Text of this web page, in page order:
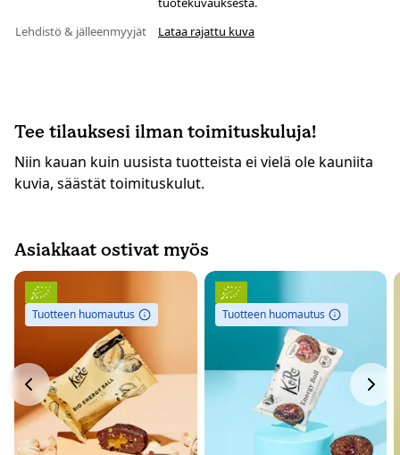
Lehdistö & jälleenmyyjät
Lataa rajattu kuva
Tee tilauksesi ilman toimituskuluja!
Niin kauan kuin uusista tuotteista ei vielä ole kauniita
kuvia, säästät toimituskulut.
Asiakkaat ostivat myös
Tuotteen huomautus Tuotteen huomautus